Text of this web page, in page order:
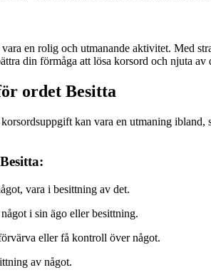
en rolig och utmanande aktivitet. Med
din förmåga att lösa korsord och njuta av
ordet Besitta
kan vara en utmaning
vara i besittning av det.
i sin ägo eller besittning.
eller få kontroll över något.
av något.